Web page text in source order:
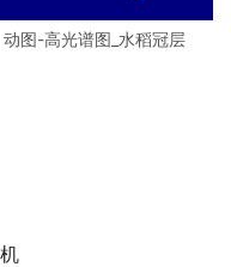
动图-高光谱图_水稻冠层